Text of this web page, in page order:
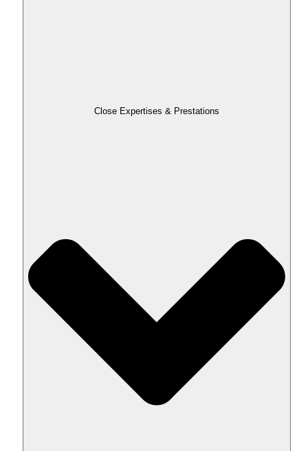
Close Expertises & Prestations